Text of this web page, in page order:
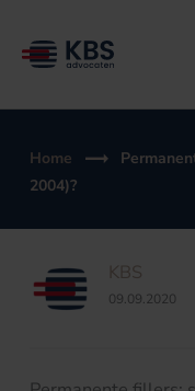
naar
Home
2004)?
KBS
09.09.2020